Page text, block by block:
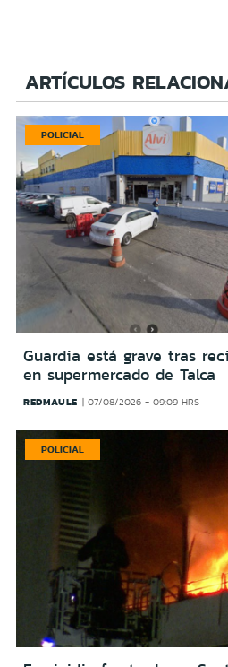
ARTÍCULOS
POLICIAL
Guardia está grave tras
en supermercado de Talca
REDMAULE 07/08/2026 - 09:09 HRS
POLICIAL